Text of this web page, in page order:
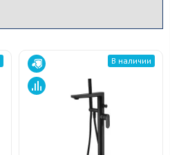
В наличии